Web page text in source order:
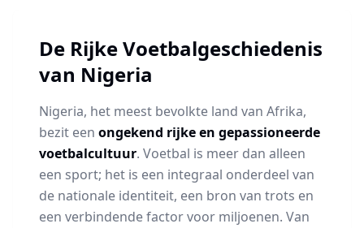
De Rijke Voetbalgeschiedenis
van Nigeria
Nigeria, het meest bevolkte land van Afrika,
bezit een ongekend rijke en gepassioneerde
voetbalcultuur. Voetbal is meer dan alleen
een sport; het is een integraal onderdeel van
de nationale identiteit, een bron van trots en
een verbindende factor voor miljoenen. Van